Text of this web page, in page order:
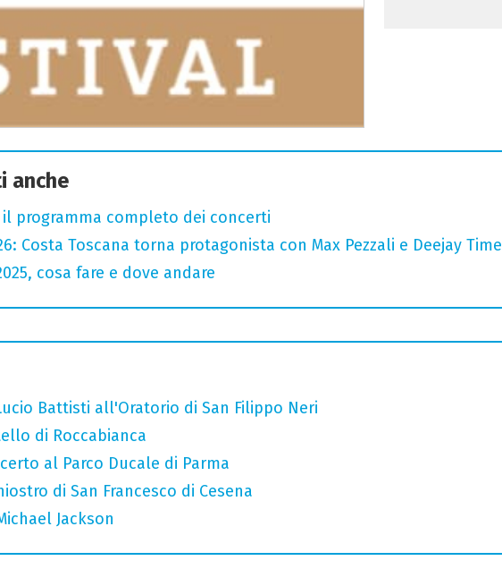
anche
il programma completo dei concerti
Costa Toscana torna protagonista con Max Pezzali e Deejay Time
cosa fare e dove andare
Battisti all'Oratorio di San Filippo Neri
di Roccabianca
al Parco Ducale di Parma
di San Francesco di Cesena
Jackson